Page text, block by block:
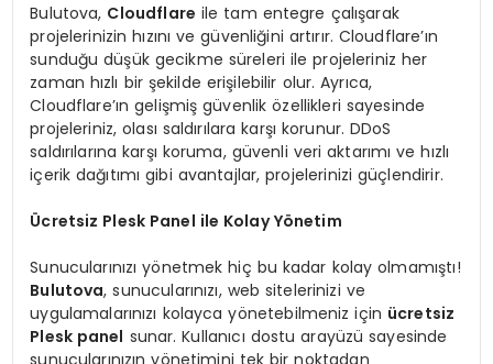
Bulutova, Cloudflare ile tam entegre çalışarak
projelerinizin hızını ve güvenliğini artırır. Cloudflare’ın
sunduğu düşük gecikme süreleri ile projeleriniz her
zaman hızlı bir şekilde erişilebilir olur. Ayrıca,
Cloudflare’ın gelişmiş güvenlik özellikleri sayesinde
projeleriniz, olası saldırılara karşı korunur. DDoS
saldırılarına karşı koruma, güvenli veri aktarımı ve hızlı
içerik dağıtımı gibi avantajlar, projelerinizi güçlendirir.
Ücretsiz Plesk Panel ile Kolay Yönetim
Sunucularınızı yönetmek hiç bu kadar kolay olmamıştı!
Bulutova, sunucularınızı, web sitelerinizi ve
uygulamalarınızı kolayca yönetebilmeniz için ücretsiz
Plesk panel sunar. Kullanıcı dostu arayüzü sayesinde
sunucularınızın yönetimini tek bir noktadan